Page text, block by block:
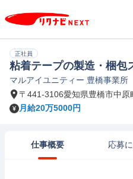
正社員
粘着テープの製造・梱包
マルアイユニティー 豊橋事業所
〒441-3106愛知県豊橋市中原
月給20万5000円
仕事概要 応募